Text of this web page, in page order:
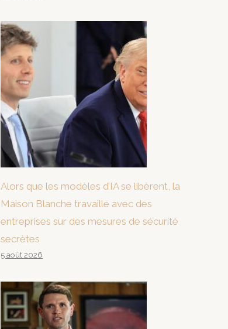
Alors que les modèles d’IA se libèrent, la
Maison Blanche travaille avec des
entreprises sur des mesures de sécurité
secrètes
5 août 2026